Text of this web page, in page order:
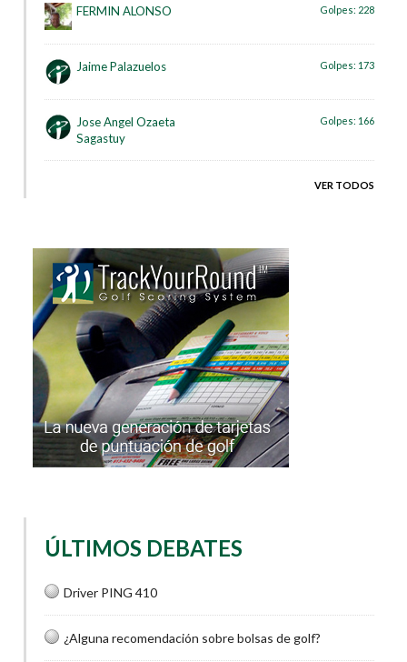
FERMIN ALONSO Golpes: 228
Jaime Palazuelos Golpes: 173
Jose Angel Ozaeta
Sagastuy
Golpes: 166
VER TODOS
ÚLTIMOS DEBATES
Driver PING 410
¿Alguna recomendación sobre bolsas de golf?